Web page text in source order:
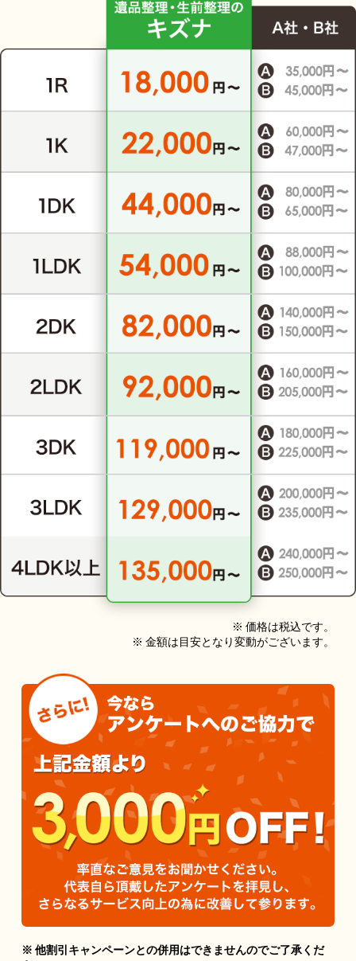
※ 価格は税込です。
※ 金額は目安となり変動がございます。
※ 他割引キャンペーンとの併用はできませんのでご了承くだ